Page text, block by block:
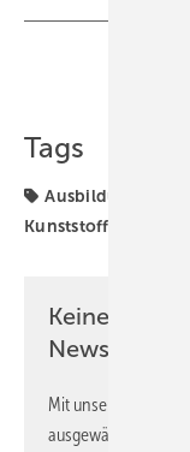
Tags
Ausbildung
Kunststofffenster
Keine Zeit?
Newsletter!
Mit unserem
ausgewählte